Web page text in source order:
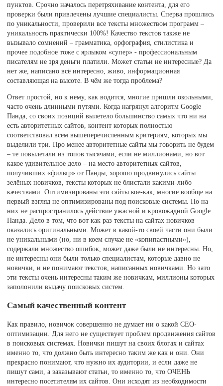
пунктов. Срочно началось перетряхивание контента, для его
проверки были привлечены лучшие специалисты. Сперва прошлись
по уникальности, проверили все тексты множеством программ –
уникальность практически 100%! Качество текстов также не
вызывало сомнений – грамматика, орфография, стилистика и
прочее подобное тоже с ярлыком «супер» - профессиональным
писателям не зря деньги платили. Может статьи не интересные? Да
нет же, написано всё интересно, живо, информационная
составляющая на высоте. В чём же тогда проблема?
Ответ простой, но к нему, как водится, многие пришли окольными,
часто очень длинными путями. Когда нагрянул алгоритм Google
Панда, со своих позиций вылетело большинство самых что ни на
есть авторитетных сайтов, контент которых полностью
соответствовал всем вышеперечисленным критериям, которых мы
выделили три. Про менее авторитетные сайты мы говорить не будем
– те повылетали из топов тысячами, если не миллионами, но вот
какое удивительное дело – на место авторитетных сайтов,
получивших «фильтр» от Панды, хорошо продвинулись сайты
зелёных новичков, тексты которых не блистали какими-либо
качествами. Оптимизированы эти сайты кое-как, многие вообще на
первый взгляд не оптимизированы под поисковые системы. Но на
них не распространилось действие ужасной и кровожадной Google
Панда. Дело в том, что вот как раз тексты на сайтах новичков
оказались оригинальными. Может в какой-то своей части они были
не уникальными (но, ни в коем случае не «копипастными»),
содержали множество ошибок, может даже были не интересны. Но,
не интересны они были только специалистам, которые давно не
новички, и не понимают текстов, написанных новичками. Но зато
эти тексты очень интересны таким же новичкам, миллионы которых
заполонили выдачу поисковых систем.
Самый качественный контент
Как правило, новичок совершенно не думает ни о какой СЕО-
оптимизации. Для него не существует проблем продвижения сайтов
в поисковых системах. Новички пишут на своих блогах и сайтах
именно то, что должно быть интересно таким же как и они. Они
прекрасно понимают, что нужно их аудитории, и если даже не
пишут сами, а заказывают статьи, то именно то, что ОЧЕНЬ
интересно посетителям их сайтов. Они исходят из необходимости